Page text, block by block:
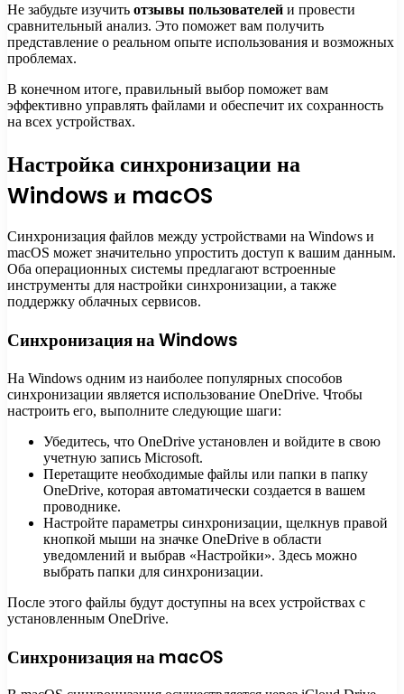
Не забудьте изучить отзывы пользователей и провести
сравнительный анализ. Это поможет вам получить
представление о реальном опыте использования и возможных
проблемах.
В конечном итоге, правильный выбор поможет вам
эффективно управлять файлами и обеспечит их сохранность
на всех устройствах.
Настройка синхронизации на
Windows и macOS
Синхронизация файлов между устройствами на Windows и
macOS может значительно упростить доступ к вашим данным.
Оба операционных системы предлагают встроенные
инструменты для настройки синхронизации, а также
поддержку облачных сервисов.
Синхронизация на Windows
На Windows одним из наиболее популярных способов
синхронизации является использование OneDrive. Чтобы
настроить его, выполните следующие шаги:
Убедитесь, что OneDrive установлен и войдите в свою
учетную запись Microsoft.
Перетащите необходимые файлы или папки в папку
OneDrive, которая автоматически создается в вашем
проводнике.
Настройте параметры синхронизации, щелкнув правой
кнопкой мыши на значке OneDrive в области
уведомлений и выбрав «Настройки». Здесь можно
выбрать папки для синхронизации.
После этого файлы будут доступны на всех устройствах с
установленным OneDrive.
Синхронизация на macOS